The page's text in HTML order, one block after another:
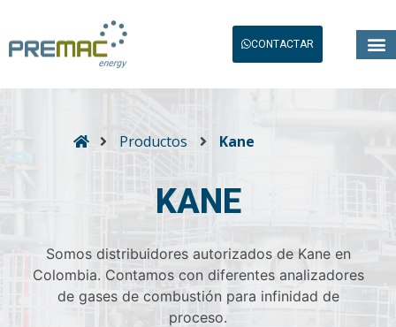
CONTACTAR
Productos Kane
KANE
Somos distribuidores autorizados de Kane en
Colombia. Contamos con diferentes analizadores
de gases de combustión para infinidad de
proceso.